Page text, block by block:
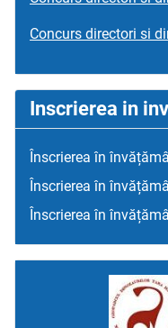
Concurs directori si
Inscrierea in
Înscrierea în
Înscrierea în
Înscrierea în